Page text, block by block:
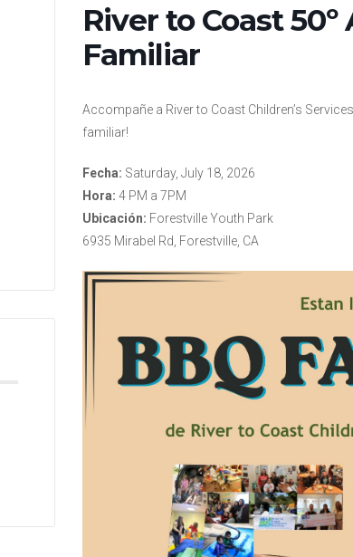
River to Coast
Familiar
Accompañe a River to Coast Children’s
familiar!
Fecha: Saturday, July 18, 2026
Hora: 4 PM a 7PM
Ubicación: Forestville Youth Park
6935 Mirabel Rd, Forestville, CA